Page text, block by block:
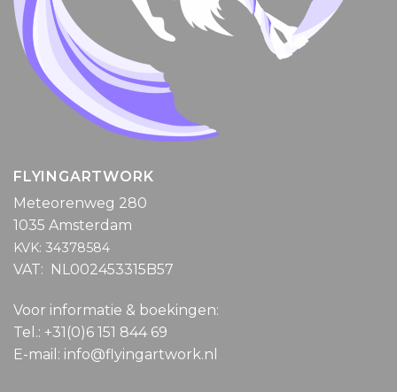
FLYINGARTWORK
Meteorenweg 280
1035 Amsterdam
KVK: 34378584
VAT: NL002453315B57
Voor informatie & boekingen:
Tel.: +31(0)6 151 844 69
E-mail: info@flyingartwork.nl